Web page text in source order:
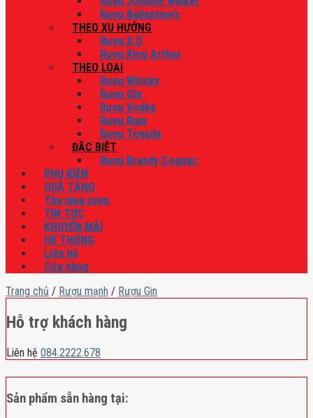
Rượu Ballantine’s
THEO XU HƯỚNG
Rượu X.O
Rượu King Arthur
THEO LOẠI
Rượu Whisky
Rượu Gin
Rượu Vodka
Rượu Rum
Rượu Tequila
ĐẶC BIỆT
Rượu Brandy Cognac
PHỤ KIỆN
QUÀ TẶNG
Thu mua rượu
TIN TỨC
KHUYẾN MÃI
HỆ THỐNG
Liên hệ
Cửa hàng
Trang chủ / Rượu mạnh / Rượu Gin
Hỗ trợ khách hàng
Liên hệ 084.2222.678
Sản phẩm sẵn hàng tại: